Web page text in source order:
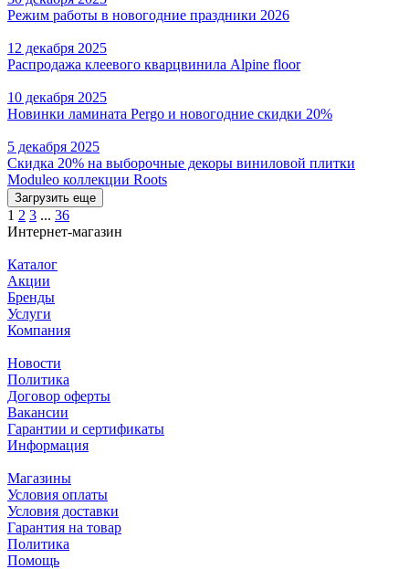
Режим работы в новогодние праздники 2026
12 декабря 2025
Распродажа клеевого кварцвинила Alpine floor
10 декабря 2025
Новинки ламината Pergo и новогодние скидки 20%
5 декабря 2025
Скидка 20% на выборочные декоры виниловой плитки
Moduleo коллекции Roots
Загрузить еще
1 2 3 ... 36
Интернет-магазин
Каталог
Акции
Бренды
Услуги
Компания
Новости
Политика
Договор оферты
Вакансии
Гарантии и сертификаты
Информация
Магазины
Условия оплаты
Условия доставки
Гарантия на товар
Политика
Помощь